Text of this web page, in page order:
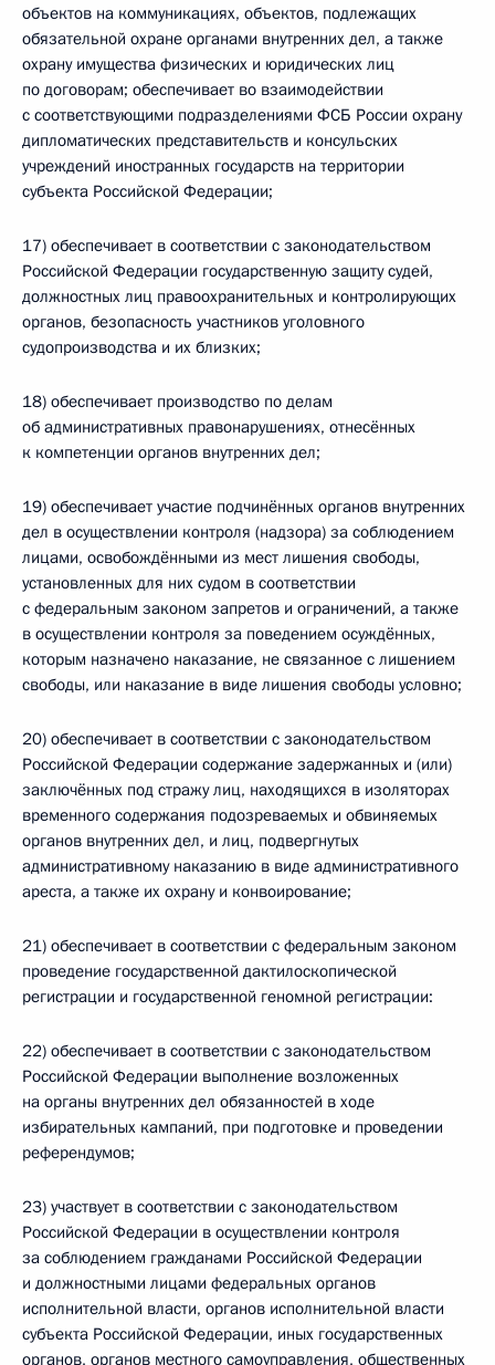
объектов на коммуникациях, объектов, подлежащих
обязательной охране органами внутренних дел, а также
охрану имущества физических и юридических лиц
по договорам; обеспечивает во взаимодействии
с соответствующими подразделениями ФСБ России охрану
дипломатических представительств и консульских
учреждений иностранных государств на территории
субъекта Российской Федерации;
17) обеспечивает в соответствии с законодательством
Российской Федерации государственную защиту судей,
должностных лиц правоохранительных и контролирующих
органов, безопасность участников уголовного
судопроизводства и их близких;
18) обеспечивает производство по делам
об административных правонарушениях, отнесённых
к компетенции органов внутренних дел;
19) обеспечивает участие подчинённых органов внутренних
дел в осуществлении контроля (надзора) за соблюдением
лицами, освобождёнными из мест лишения свободы,
установленных для них судом в соответствии
с федеральным законом запретов и ограничений, а также
в осуществлении контроля за поведением осуждённых,
которым назначено наказание, не связанное с лишением
свободы, или наказание в виде лишения свободы условно;
20) обеспечивает в соответствии с законодательством
Российской Федерации содержание задержанных и (или)
заключённых под стражу лиц, находящихся в изоляторах
временного содержания подозреваемых и обвиняемых
органов внутренних дел, и лиц, подвергнутых
административному наказанию в виде административного
ареста, а также их охрану и конвоирование;
21) обеспечивает в соответствии с федеральным законом
проведение государственной дактилоскопической
регистрации и государственной геномной регистрации:
22) обеспечивает в соответствии с законодательством
Российской Федерации выполнение возложенных
на органы внутренних дел обязанностей в ходе
избирательных кампаний, при подготовке и проведении
референдумов;
23) участвует в соответствии с законодательством
Российской Федерации в осуществлении контроля
за соблюдением гражданами Российской Федерации
и должностными лицами федеральных органов
исполнительной власти, органов исполнительной власти
субъекта Российской Федерации, иных государственных
органов, органов местного самоуправления, общественных